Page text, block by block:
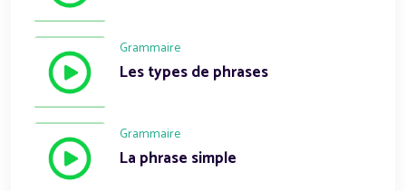
Grammaire
Les types de phrases
Grammaire
La phrase simple